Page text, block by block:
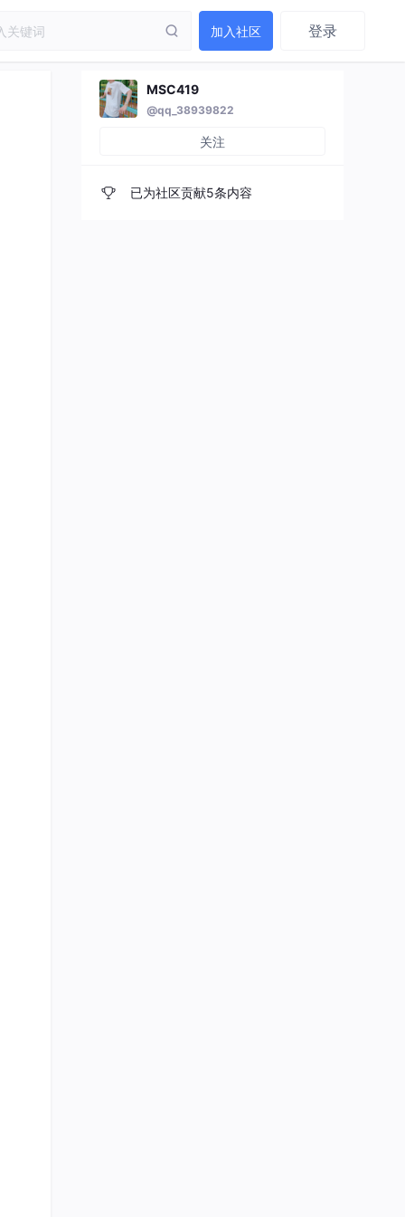
加入社区 登录
MSC419
@qq_38939822
关注
已为社区贡献5条内容